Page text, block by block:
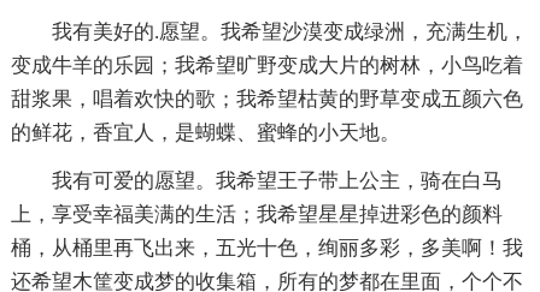
我有美好的.愿望。我希望沙漠变成绿洲，充满生机，
变成牛羊的乐园；我希望旷野变成大片的树林，小鸟吃着
甜浆果，唱着欢快的歌；我希望枯黄的野草变成五颜六色
的鲜花，香宜人，是蝴蝶、蜜蜂的小天地。
我有可爱的愿望。我希望王子带上公主，骑在白马
上，享受幸福美满的生活；我希望星星掉进彩色的颜料
桶，从桶里再飞出来，五光十色，绚丽多彩，多美啊！我
还希望木筐变成梦的收集箱，所有的梦都在里面，个个不